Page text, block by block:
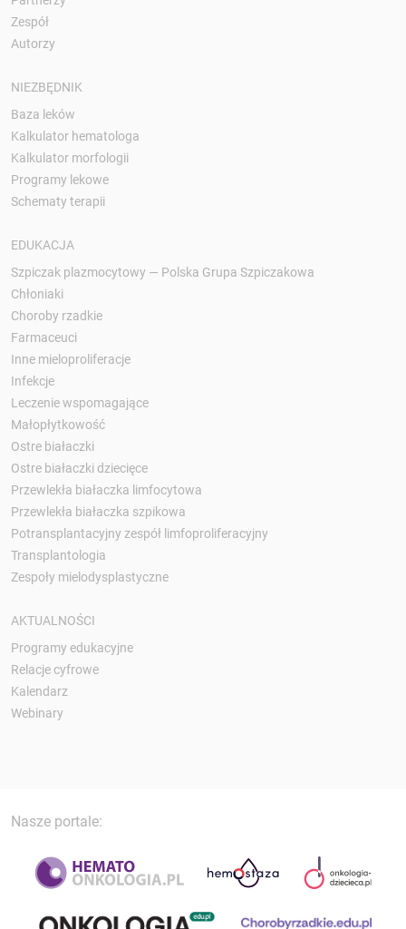
Zespół
Autorzy
NIEZBĘDNIK
Baza leków
Kalkulator hematologa
Kalkulator morfologii
Programy lekowe
Schematy terapii
EDUKACJA
Szpiczak plazmocytowy — Polska Grupa Szpiczakowa
Chłoniaki
Choroby rzadkie
Farmaceuci
Inne mieloproliferacje
Infekcje
Leczenie wspomagające
Małopłytkowość
Ostre białaczki
Ostre białaczki dziecięce
Przewlekła białaczka limfocytowa
Przewlekła białaczka szpikowa
Potransplantacyjny zespół limfoproliferacyjny
Transplantologia
Zespoły mielodysplastyczne
AKTUALNOŚCI
Programy edukacyjne
Relacje cyfrowe
Kalendarz
Webinary
Nasze portale: